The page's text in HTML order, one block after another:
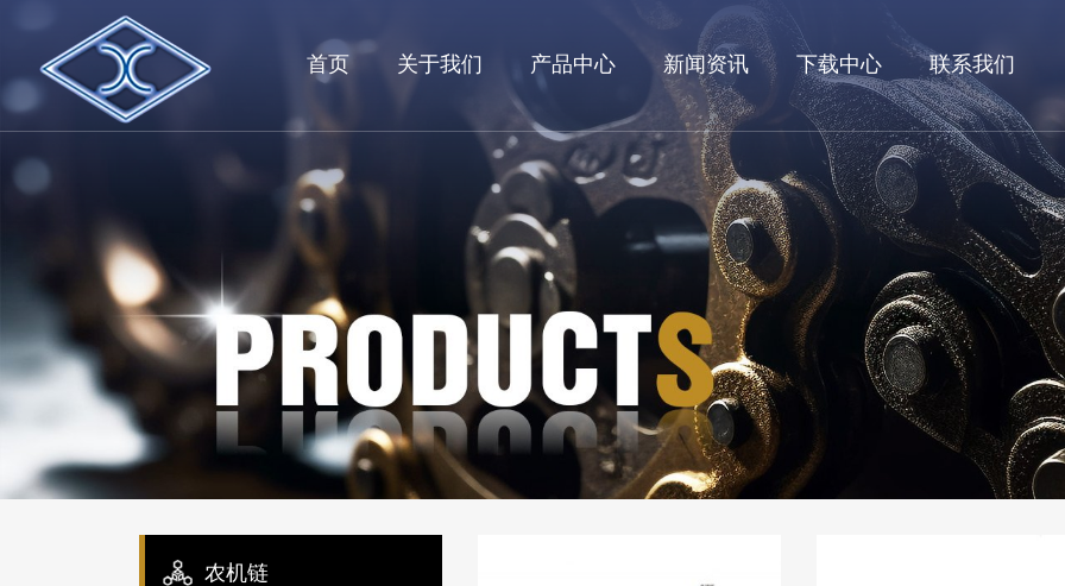
首页 关于我们 产品中心 新闻资讯 下载中心 联系我们
农机链